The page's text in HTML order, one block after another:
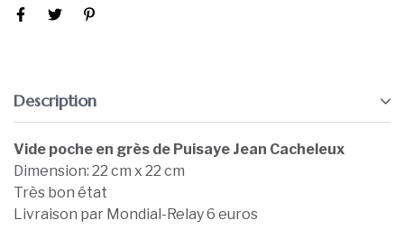
Description
Vide poche en grès de Puisaye Jean Cacheleux
Dimension: 22 cm x 22 cm
Très bon état
Livraison par Mondial-Relay 6 euros